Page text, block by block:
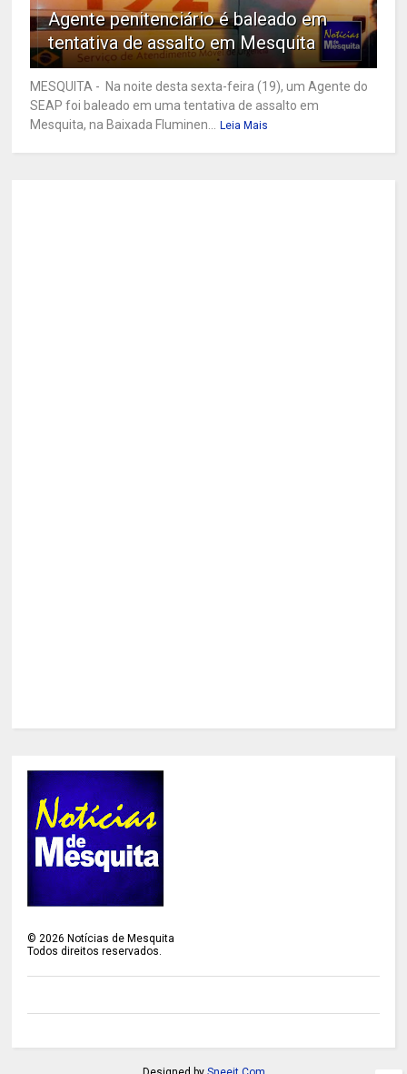
Agente penitenciário é baleado em
tentativa de assalto em Mesquita
MESQUITA - Na noite desta sexta-feira (19), um Agente do
SEAP foi baleado em uma tentativa de assalto em
Mesquita, na Baixada Fluminen...
Leia Mais
©2026 Notícias de Mesquita
Todos direitos reservados.